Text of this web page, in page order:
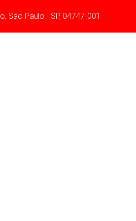
São Paulo - SP, 04747-001